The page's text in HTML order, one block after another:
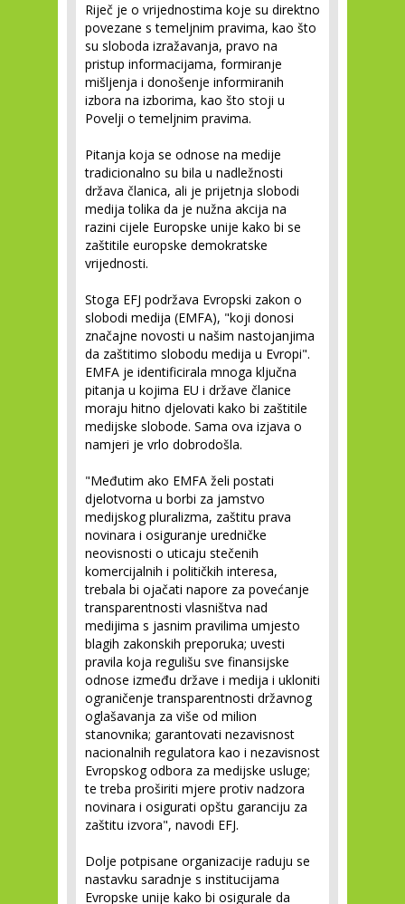
Riječ je o vrijednostima koje su direktno
povezane s temeljnim pravima, kao što
su sloboda izražavanja, pravo na
pristup informacijama, formiranje
mišljenja i donošenje informiranih
izbora na izborima, kao što stoji u
Povelji o temeljnim pravima.
Pitanja koja se odnose na medije
tradicionalno su bila u nadležnosti
država članica, ali je prijetnja slobodi
medija tolika da je nužna akcija na
razini cijele Europske unije kako bi se
zaštitile europske demokratske
vrijednosti.
Stoga EFJ podržava Evropski zakon o
slobodi medija (EMFA), "koji donosi
značajne novosti u našim nastojanjima
da zaštitimo slobodu medija u Evropi".
EMFA je identificirala mnoga ključna
pitanja u kojima EU i države članice
moraju hitno djelovati kako bi zaštitile
medijske slobode. Sama ova izjava o
namjeri je vrlo dobrodošla.
"Međutim ako EMFA želi postati
djelotvorna u borbi za jamstvo
medijskog pluralizma, zaštitu prava
novinara i osiguranje uredničke
neovisnosti o uticaju stečenih
komercijalnih i političkih interesa,
trebala bi ojačati napore za povećanje
transparentnosti vlasništva nad
medijima s jasnim pravilima umjesto
blagih zakonskih preporuka; uvesti
pravila koja regulišu sve finansijske
odnose između države i medija i ukloniti
ograničenje transparentnosti državnog
oglašavanja za više od milion
stanovnika; garantovati nezavisnost
nacionalnih regulatora kao i nezavisnost
Evropskog odbora za medijske usluge;
te treba proširiti mjere protiv nadzora
novinara i osigurati opštu garanciju za
zaštitu izvora", navodi EFJ.
Dolje potpisane organizacije raduju se
nastavku saradnje s institucijama
Evropske unije kako bi osigurale da